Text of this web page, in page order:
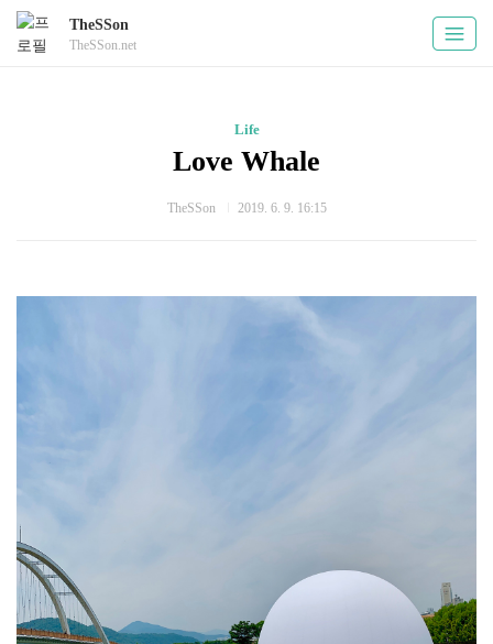
TheSSon
TheSSon.net
Life
Love Whale
TheSSon 2019. 6. 9. 16:15